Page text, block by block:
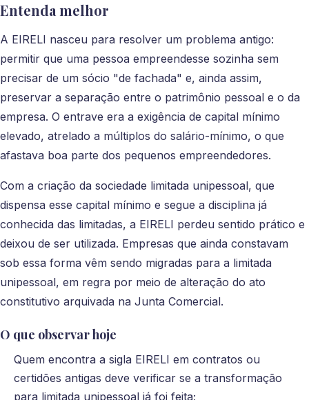
Entenda melhor
A EIRELI nasceu para resolver um problema antigo:
permitir que uma pessoa empreendesse sozinha sem
precisar de um sócio "de fachada" e, ainda assim,
preservar a separação entre o patrimônio pessoal e o da
empresa. O entrave era a exigência de capital mínimo
elevado, atrelado a múltiplos do salário-mínimo, o que
afastava boa parte dos pequenos empreendedores.
Com a criação da sociedade limitada unipessoal, que
dispensa esse capital mínimo e segue a disciplina já
conhecida das limitadas, a EIRELI perdeu sentido prático e
deixou de ser utilizada. Empresas que ainda constavam
sob essa forma vêm sendo migradas para a limitada
unipessoal, em regra por meio de alteração do ato
constitutivo arquivada na Junta Comercial.
O que observar hoje
Quem encontra a sigla EIRELI em contratos ou
certidões antigas deve verificar se a transformação
para limitada unipessoal já foi feita;